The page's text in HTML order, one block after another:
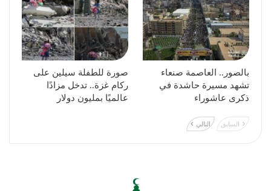
بالصور.. العاصمة صنعاء
تشهد مسيرة حاشدة في
ذكرى عاشوراء
صورة للطفلة سيلين على
ركام غزة.. تدخل مزادًا
عالميًا بمليون دولار
السابق التالي